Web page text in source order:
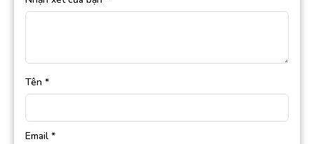
Tên *
Email *